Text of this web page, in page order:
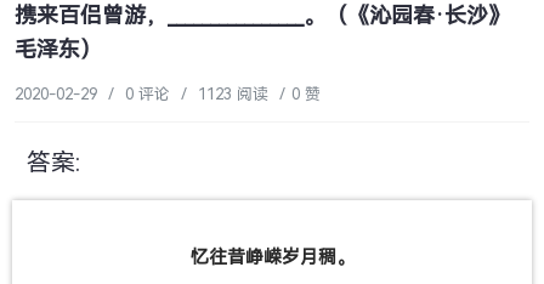
携来百侣曾游，________________。（《沁园春·长沙》
毛泽东）
2020-02-29 / 0 评论 / 1123 阅读 / 0 赞
答案:
忆往昔峥嵘岁月稠。